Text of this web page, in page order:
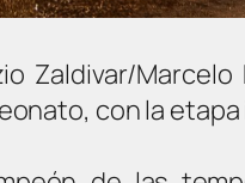
Zaldivar/
con la